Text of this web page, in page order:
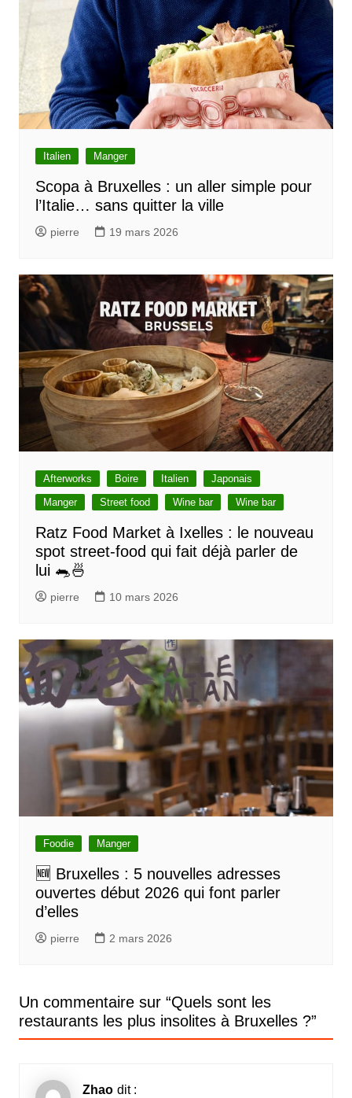
Italien Manger
Scopa à Bruxelles : un aller simple pour
l’Italie… sans quitter la ville
pierre 19 mars 2026
Afterworks Boire Italien
Japonais
Manger
Street food Wine bar Wine bar
Ratz Food Market à Ixelles : le nouveau
spot street-food qui fait déjà parler de
lui 🐀🍜
pierre 10 mars 2026
Foodie Manger
🆕 Bruxelles : 5 nouvelles adresses
ouvertes début 2026 qui font parler
d’elles
pierre 2 mars 2026
Un commentaire sur “Quels sont les
restaurants les plus insolites à Bruxelles ?”
Zhao dit :